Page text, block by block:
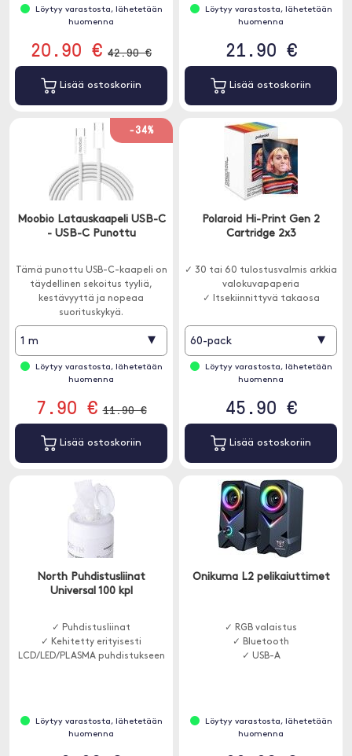
Löytyy varastosta, lähetetään
huomenna
20.90 € 42.90 €
Lisää ostoskoriin
Löytyy varastosta, lähetetään
huomenna
21.90 €
Lisää ostoskoriin
-34%
Moobio Latauskaapeli USB-C
- USB-C Punottu
Tämä punottu USB-C-kaapeli on
täydellinen sekoitus tyyliä,
kestävyyttä ja nopeaa
suorituskykyä.
1 m ▾
Löytyy varastosta, lähetetään
huomenna
7.90 € 11.90 €
Lisää ostoskoriin
Polaroid Hi-Print Gen 2
Cartridge 2x3
✓ 30 tai 60 tulostusvalmis arkkia
valokuvapaperia
✓ Itsekiinnittyvä takaosa
60-pack ▾
Löytyy varastosta, lähetetään
huomenna
45.90 €
Lisää ostoskoriin
North Puhdistusliinat
Universal 100 kpl
✓ Puhdistusliinat
✓ Kehitetty erityisesti
LCD/LED/PLASMA puhdistukseen
Löytyy varastosta, lähetetään
huomenna
Onikuma L2 pelikaiuttimet
✓ RGB valaistus
✓ Bluetooth
✓ USB-A
Löytyy varastosta, lähetetään
huomenna